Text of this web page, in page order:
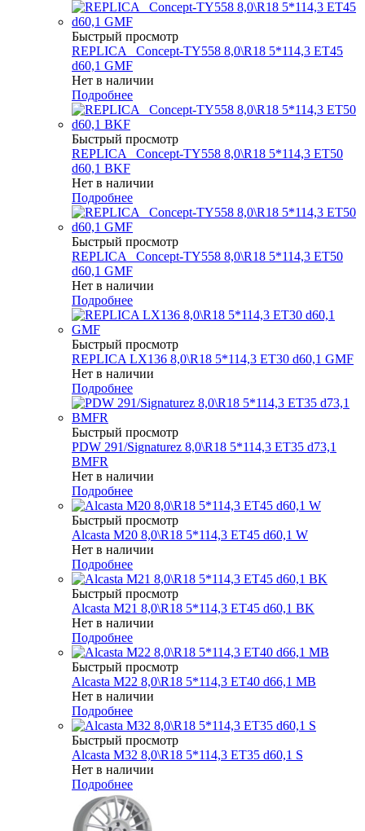
Быстрый просмотр
REPLICA _Concept-TY558 8,0\R18 5*114,3 ET45
d60,1 GMF
Нет в наличии
Подробнее
Быстрый просмотр
REPLICA _Concept-TY558 8,0\R18 5*114,3 ET50
d60,1 BKF
Нет в наличии
Подробнее
Быстрый просмотр
REPLICA _Concept-TY558 8,0\R18 5*114,3 ET50
d60,1 GMF
Нет в наличии
Подробнее
Быстрый просмотр
REPLICA LX136 8,0\R18 5*114,3 ET30 d60,1 GMF
Нет в наличии
Подробнее
Быстрый просмотр
PDW 291/Signaturez 8,0\R18 5*114,3 ET35 d73,1
BMFR
Нет в наличии
Подробнее
Быстрый просмотр
Alcasta M20 8,0\R18 5*114,3 ET45 d60,1 W
Нет в наличии
Подробнее
Быстрый просмотр
Alcasta M21 8,0\R18 5*114,3 ET45 d60,1 BK
Нет в наличии
Подробнее
Быстрый просмотр
Alcasta M22 8,0\R18 5*114,3 ET40 d66,1 MB
Нет в наличии
Подробнее
Быстрый просмотр
Alcasta M32 8,0\R18 5*114,3 ET35 d60,1 S
Нет в наличии
Подробнее